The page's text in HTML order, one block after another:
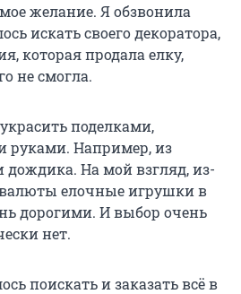
желание. Я обзвонила
искать своего декоратора,
которая продала елку,
не смогла.
поделками,
руками. Например, из
дождика. На мой взгляд, из-
елочные игрушки в
дорогими. И выбор очень
нет.
поискать и заказать всё в